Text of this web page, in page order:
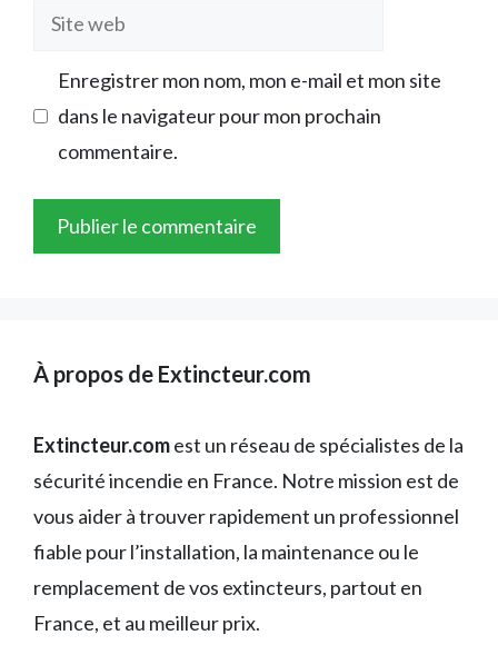
Site
Enregistrer mon nom, mon e-mail et mon site
dans le navigateur pour mon prochain
commentaire.
À propos de Extincteur.com
Extincteur.comest un réseau de spécialistes de la
sécurité incendie en France. Notre mission est de
vous aider à trouver rapidement un professionnel
fiable pour l’installation, la maintenance ou le
remplacement de vos extincteurs, partout en
France, et au meilleur prix.